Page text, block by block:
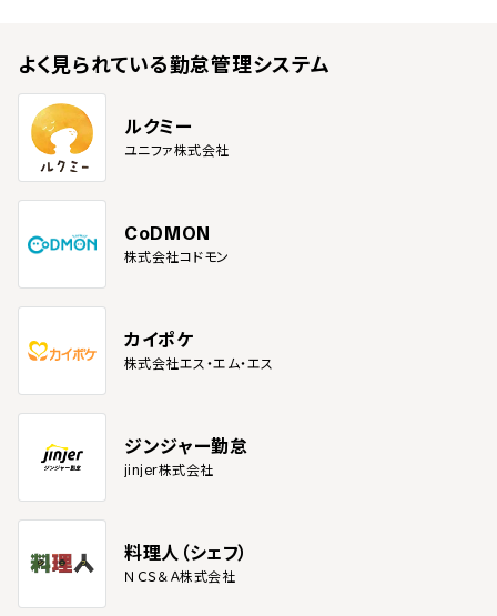
よく見られている勤怠管理システム
ルクミー
ユニファ株式会社
CoDMON
株式会社コドモン
カイポケ
株式会社エス・エム・エス
ジンジャー勤怠
jinjer株式会社
料理人（シェフ）
ＮＣＳ＆Ａ株式会社